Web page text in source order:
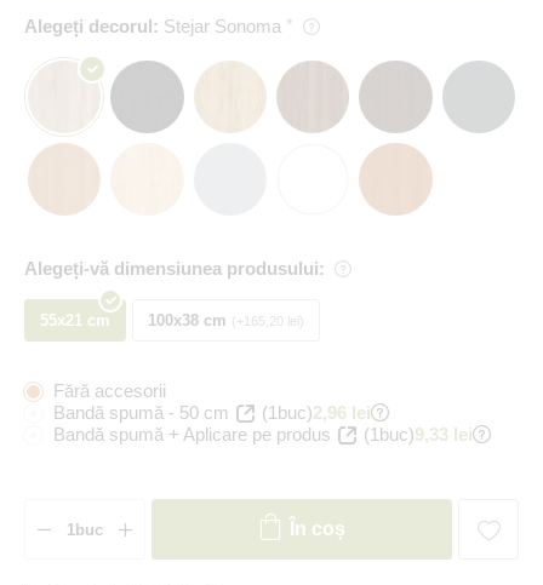
Alegeți decorul: Stejar Sonoma
Alegeți-vă dimensiunea produsului:
55x21 cm 100x38 cm +165,20 lei
Fără accesorii
Bandă spumă - 50 cm
(1buc)2,96 lei
Bandă spumă + Aplicare pe produs
(1buc)9,33 lei
În coș